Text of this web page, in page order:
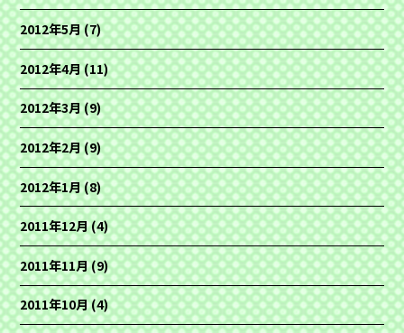
2012年5月(7)
2012年4月(11)
2012年3月(9)
2012年2月(9)
2012年1月(8)
2011年12月(4)
2011年11月(9)
2011年10月(4)